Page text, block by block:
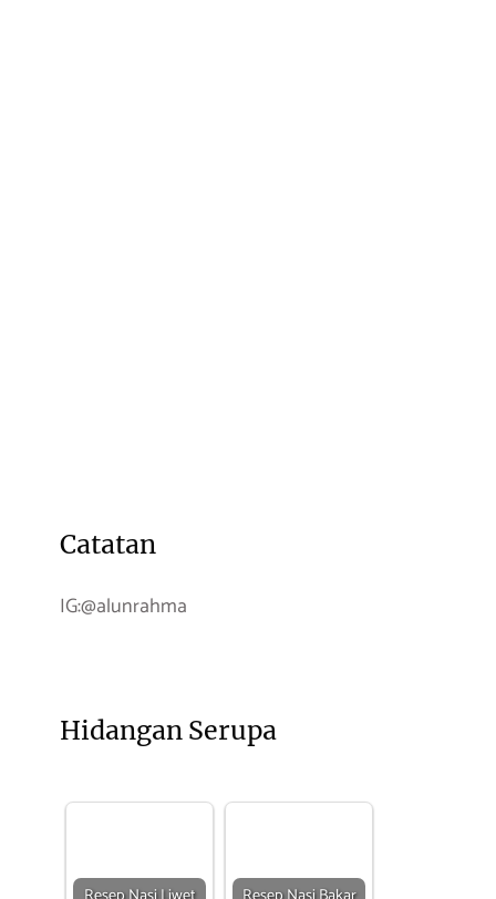
Catatan
IG:@alunrahma
Hidangan Serupa